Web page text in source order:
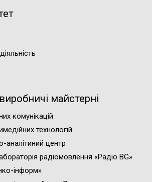
майстерні
комунікацій
технологій
аналітиний центр
радіомовлення «Радіо BG»
інформ»